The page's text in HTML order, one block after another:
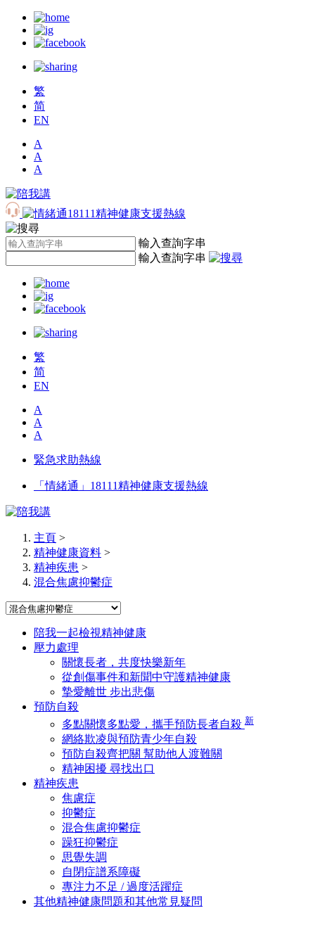
繁
简
EN
A
A
A
輸入查詢字串
輸入查詢字串
繁
简
EN
A
A
A
緊急求助熱線
「情緒通」18111精神健康支援熱線
主頁 >
精神健康資料 >
精神疾患 >
混合焦慮抑鬱症
陪我一起檢視精神健康
壓力處理
關懷長者，共度快樂新年
從創傷事件和新聞中守護精神健康
摯愛離世 步出悲傷
預防自殺
多點關懷多點愛，攜手預防長者自殺 新
網絡欺凌與預防青少年自殺
預防自殺齊把關 幫助他人渡難關
精神困擾 尋找出口
精神疾患
焦慮症
抑鬱症
混合焦慮抑鬱症
躁狂抑鬱症
思覺失調
自閉症譜系障礙
專注力不足 / 過度活躍症
其他精神健康問題和其他常見疑問